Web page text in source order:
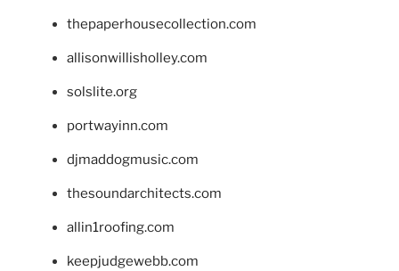
thepaperhousecollection.com
allisonwillisholley.com
solslite.org
portwayinn.com
djmaddogmusic.com
thesoundarchitects.com
allin1roofing.com
keepjudgewebb.com